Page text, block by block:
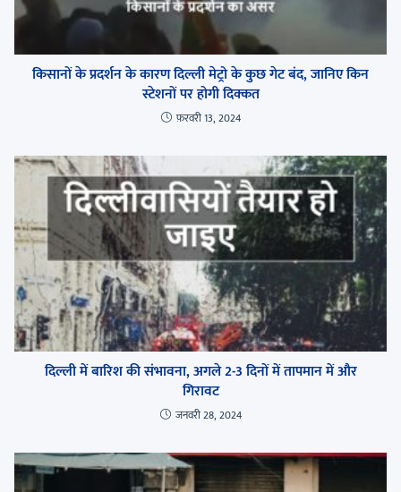
किसानों के प्रदर्शन के कारण दिल्ली मेट्रो के कुछ गेट बंद, जानिए किन
स्टेशनों पर होगी दिक्कत
फ़रवरी 13, 2024
दिल्ली में बारिश की संभावना, अगले 2-3 दिनों में तापमान में और
गिरावट
जनवरी 28, 2024